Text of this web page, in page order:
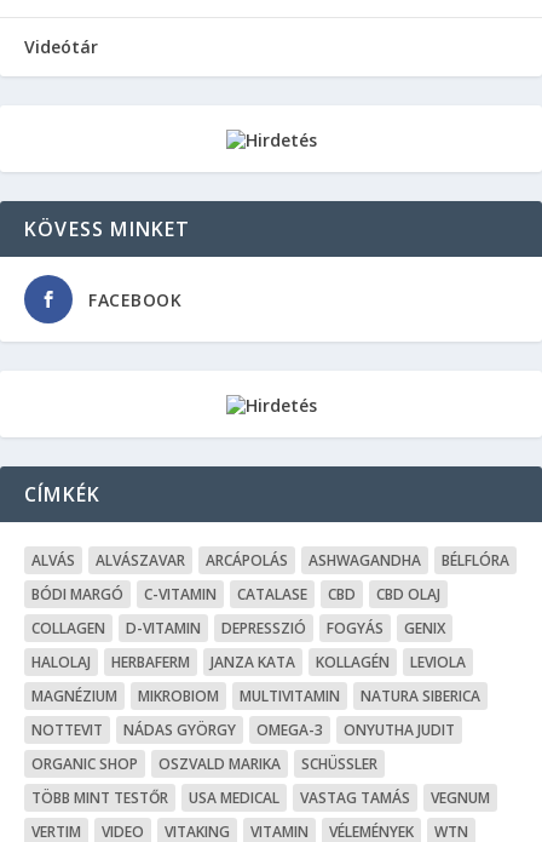
Videótár
KÖVESS MINKET
FACEBOOK
CÍMKÉK
ALVÁS ALVÁSZAVAR ARCÁPOLÁS ASHWAGANDHA
BÉLFLÓRA
BÓDI MARGÓ
C-VITAMIN CATALASE CBD
CBD OLAJ
COLLAGEN
D-VITAMIN DEPRESSZIÓ FOGYÁS
GENIX
HALOLAJ
HERBAFERM JANZA KATA KOLLAGÉN
LEVIOLA
MAGNÉZIUM
MIKROBIOM MULTIVITAMIN
NATURA SIBERICA
NOTTEVIT
NÁDAS GYÖRGY OMEGA-3
ONYUTHA JUDIT
ORGANIC SHOP
OSZVALD MARIKA
SCHÜSSLER
TÖBB MINT TESTŐR
USA MEDICAL VASTAG TAMÁS
VEGNUM
VERTIM
VIDEO VITAKING VITAMIN VÉLEMÉNYEK WTN